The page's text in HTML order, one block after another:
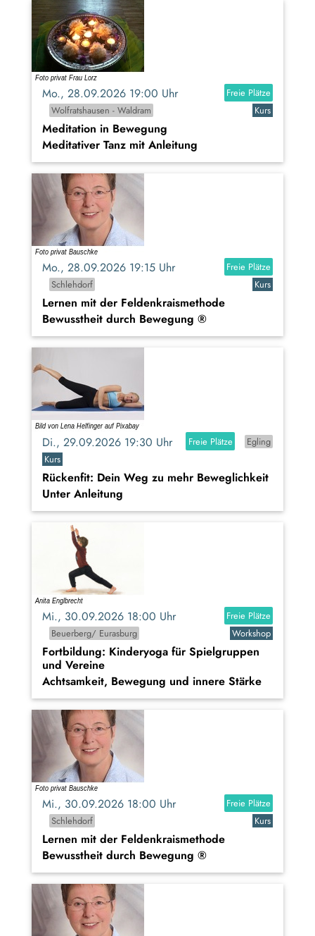
Mo., 28.09.2026 19:00 Uhr
Freie Plätze
Wolfratshausen - Waldram
Kurs
Meditation in Bewegung
Meditativer Tanz mit Anleitung
Mo., 28.09.2026 19:15 Uhr
Freie Plätze
Schlehdorf
Kurs
Lernen mit der Feldenkraismethode
Bewusstheit durch Bewegung ®
Di., 29.09.2026 19:30 Uhr Freie Plätze
Egling
Kurs
Rückenfit: Dein Weg zu mehr Beweglichkeit
Unter Anleitung
Mi., 30.09.2026 18:00 Uhr
Freie Plätze
Beuerberg/ Eurasburg
Workshop
Fortbildung: Kinderyoga für Spielgruppen
und Vereine
Achtsamkeit, Bewegung und innere Stärke
Mi., 30.09.2026 18:00 Uhr
Freie Plätze
Schlehdorf
Kurs
Lernen mit der Feldenkraismethode
Bewusstheit durch Bewegung ®